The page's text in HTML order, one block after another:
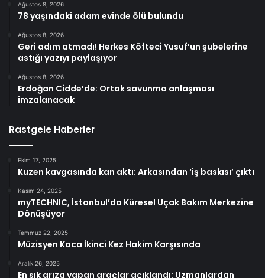
Ağustos 8, 2026
78 yaşındaki adam evinde ölü bulundu
Ağustos 8, 2026
Geri adım atmadı! Herkes Köfteci Yusuf’un şubelerine
astığı yazıyı paylaşıyor
Ağustos 8, 2026
Erdoğan Cidde’de: Ortak savunma anlaşması
imzalanacak
Rastgele Haberler
Ekim 17, 2025
Kuzen kavgasında kan aktı: Arkasından ‘iş baskısı’ çıktı
Kasım 24, 2025
myTECHNIC, İstanbul’da Küresel Uçak Bakım Merkezine
Dönüşüyor
Temmuz 22, 2025
Müzisyen Koca İkinci Kez Hakim Karşısında
Aralık 26, 2025
En sık arıza yapan araçlar açıklandı: Uzmanlardan